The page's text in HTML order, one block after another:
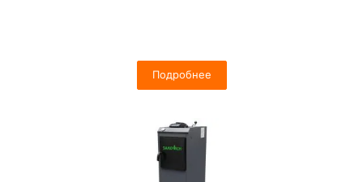
Подробнее